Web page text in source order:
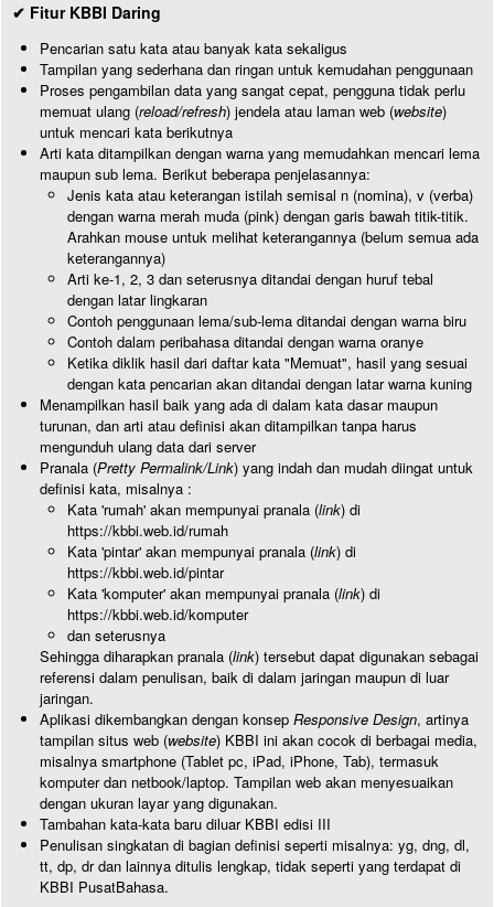
✔ Fitur KBBI Daring
Pencarian satu kata atau banyak kata sekaligus
Tampilan yang sederhana dan ringan untuk kemudahan penggunaan
Proses pengambilan data yang sangat cepat, pengguna tidak perlu
memuat ulang (reload/refresh) jendela atau laman web (website)
untuk mencari kata berikutnya
Arti kata ditampilkan dengan warna yang memudahkan mencari lema
maupun sub lema. Berikut beberapa penjelasannya:
Jenis kata atau keterangan istilah semisal n (nomina), v (verba)
dengan warna merah muda (pink) dengan garis bawah titik-titik.
Arahkan mouse untuk melihat keterangannya (belum semua ada
keterangannya)
Arti ke-1, 2, 3 dan seterusnya ditandai dengan huruf tebal
dengan latar lingkaran
Contoh penggunaan lema/sub-lema ditandai dengan warna biru
Contoh dalam peribahasa ditandai dengan warna oranye
Ketika diklik hasil dari daftar kata "Memuat", hasil yang sesuai
dengan kata pencarian akan ditandai dengan latar warna kuning
Menampilkan hasil baik yang ada di dalam kata dasar maupun
turunan, dan arti atau definisi akan ditampilkan tanpa harus
mengunduh ulang data dari server
Pranala (Pretty Permalink/Link) yang indah dan mudah diingat untuk
definisi kata, misalnya :
Kata 'rumah' akan mempunyai pranala (link) di
https://kbbi.web.id/rumah
Kata 'pintar' akan mempunyai pranala (link) di
https://kbbi.web.id/pintar
Kata 'komputer' akan mempunyai pranala (link) di
https://kbbi.web.id/komputer
dan seterusnya
Sehingga diharapkan pranala (link) tersebut dapat digunakan sebagai
referensi dalam penulisan, baik di dalam jaringan maupun di luar
jaringan.
Aplikasi dikembangkan dengan konsep Responsive Design, artinya
tampilan situs web (website) KBBI ini akan cocok di berbagai media,
misalnya smartphone (Tablet pc, iPad, iPhone, Tab), termasuk
komputer dan netbook/laptop. Tampilan web akan menyesuaikan
dengan ukuran layar yang digunakan.
Tambahan kata-kata baru diluar KBBI edisi III
Penulisan singkatan di bagian definisi seperti misalnya: yg, dng, dl,
tt, dp, dr dan lainnya ditulis lengkap, tidak seperti yang terdapat di
KBBI PusatBahasa.